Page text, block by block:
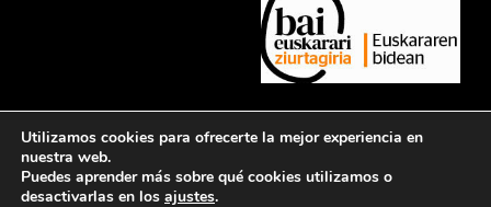
luctus nec ullamcorper mattis, pulvinar dapibus leo.
Utilizamos cookies para ofrecerte la mejor experiencia en
nuestra web.
Puedes aprender más sobre qué cookies utilizamos o
desactivarlas en los ajustes.